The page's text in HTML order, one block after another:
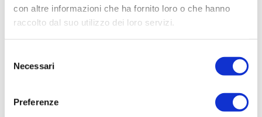
con altre informazioni che ha fornito loro o che hanno
raccolto dal suo utilizzo dei loro servizi.
delNecessari
Preferenze
lavoro di anni del Forum filantropico Italia-
Torino, di cui la Fondazione è membro sin
attività del Dipartimento di Italianistica